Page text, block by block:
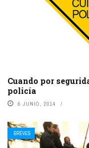
Cuando por
policía
6 JUNIO, 2014
BREVES